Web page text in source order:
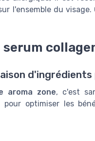
l'ensemble du visage.
aroma zone, c'est
optimiser les